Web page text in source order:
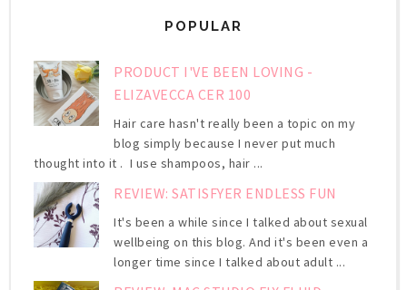
POPULAR
PRODUCT I'VE BEEN LOVING -
ELIZAVECCA CER 100
Hair care hasn't really been a topic on my
blog simply because I never put much
thought into it . I use shampoos, hair ...
REVIEW: SATISFYER ENDLESS FUN
It's been a while since I talked about sexual
wellbeing on this blog. And it's been even a
longer time since I talked about adult ...